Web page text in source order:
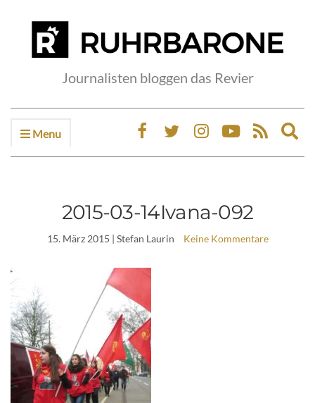
Journalisten bloggen das Revier
Menu
2015-03-14Ivana-092
15. März 2015 | Stefan Laurin Keine Kommentare